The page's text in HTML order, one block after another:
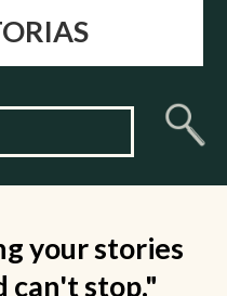
your stories
can't stop."